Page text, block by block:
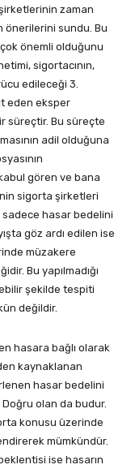
şirketlerinin zaman
önerilerini sundu. Bu
önemli olduğunu
sigortacının,
edileceği 3.
eden eksper
süreçtir. Bu süreçte
adil olduğuna
gören ve bana
sigorta şirketleri
sadece hasar bedelini
göz ardı edilen ise
müzakere
Bu yapılmadığı
şekilde tespiti
değildir.
hasara bağlı olarak
kaynaklanan
hasar bedelini
Doğru olan da budur.
konusu üzerinde
mümkündür.
ise hasarın